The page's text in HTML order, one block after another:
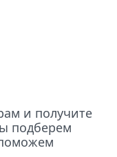
и получите
подберем